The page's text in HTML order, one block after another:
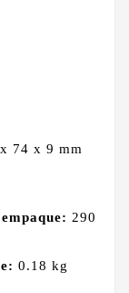
74 x 9 mm
290
0.18 kg